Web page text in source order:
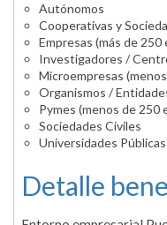
Autónomos
Cooperativas y
Empresas (más de 250
Investigadores /
Microempresas
Organismos /
Pymes (menos de 250
Sociedades Civiles
Universidades
Detalle